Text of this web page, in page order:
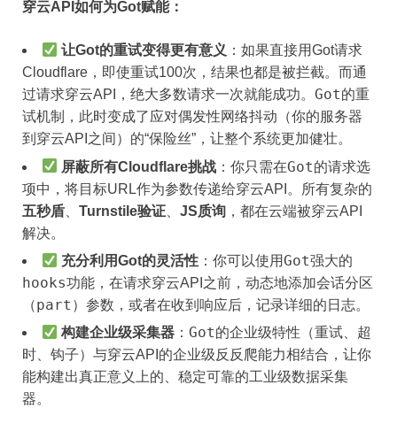
穿云API如何为Got赋能：
让Got的重试变得更有意义 ：如果直接用Got请求
Cloudflare，即使重试100次，结果也都是被拦截。而通
过请求穿云API，绝大多数请求一次就能成功。 Got的重
试机制，此时变成了应对偶发性网络抖动（你的服务器
到穿云API之间）的“保险丝”，让整个系统更加健壮。
屏蔽所有Cloudflare挑战 ：你只需在Got的请求选
项中，将目标URL作为参数传递给穿云API。所有复杂的
五秒盾
Turnstile验证 JS质询 ，都在云端被穿云API
解决。
充分利用Got的灵活性 ：你可以使用Got强大的
hooks功能，在请求穿云API之前，动态地添加会话分区
（part ）参数，或者在收到响应后，记录详细的日志。
构建企业级采集器 ：Got的企业级特性（重试、超
时、钩子）与穿云API的企业级反反爬能力相结合，让你
能构建出真正意义上的、稳定可靠的工业级数据采集
器。